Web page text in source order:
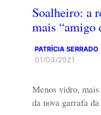
Soalheiro: a
mais “amigo
PATRÍCIA SERRADO
01/03/2021
Menos vidro,
da nova garrafa